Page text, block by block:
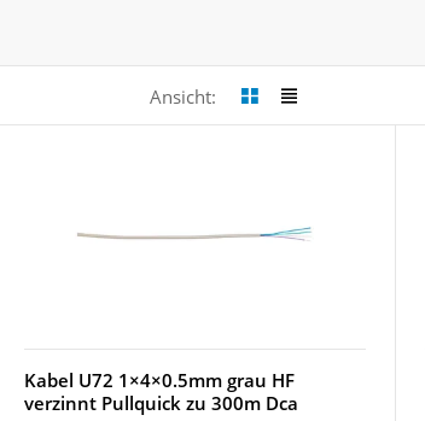
Ansicht:
Kabel U72 1×4×0.5mm grau HF
verzinnt Pullquick zu 300m Dca